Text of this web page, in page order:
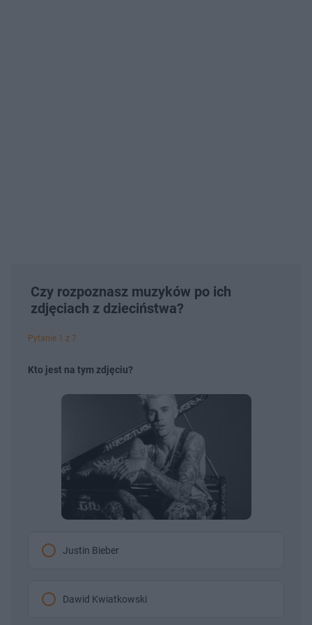
Czy rozpoznasz muzyków po ich
zdjęciach z dzieciństwa?
Pytanie 1 z 7
Kto jest na tym zdjęciu?
Justin Bieber
Dawid Kwiatkowski